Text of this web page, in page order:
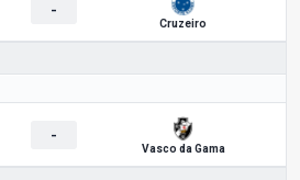
-
Cruzeiro
-
Vasco da Gama